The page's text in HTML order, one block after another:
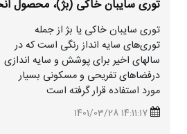
توری سایبان خاکی (بژ)، محصول
توری سایبان خاکی یا بژ از جمله
توری‌های سایه انداز رنگی است که در
سالهای اخیر برای پوشش و سایه اندازی
درفضاهای تفریحی و مسکونی بسیار
مورد استفاده قرار گرفته است
14:11:17 1401/03/28